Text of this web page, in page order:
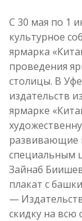
С 30 мая по 1
культурное
ярмарка
проведения
столицы. В
издательств
ярмарке
развивающие
специальным
Зайнаб
плакат с
—
скидку на всю